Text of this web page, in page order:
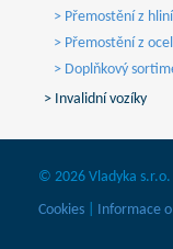
> Přemostění z
> Přemostění z
> Doplňkový
> Invalidní vozíky
© 2026 Vladyka
Cookies
Informace